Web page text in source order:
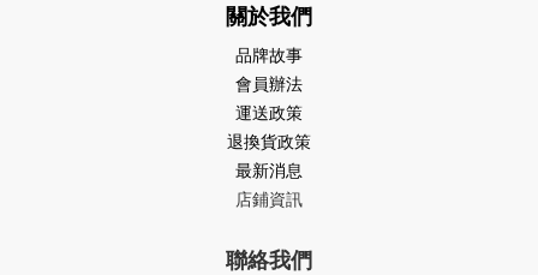
關於我們
品牌故事
會員辦法
運送政策
退換貨政策
最新消息
店鋪資訊
聯絡我們